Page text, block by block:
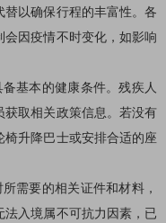
以确保行程的丰富性。各
因疫情不时变化，如影响
基本的健康条件。残疾人
取相关政策信息。若没有
椅升降巴士或安排合适的座
需要的相关证件和材料，
入境属不可抗力因素，已